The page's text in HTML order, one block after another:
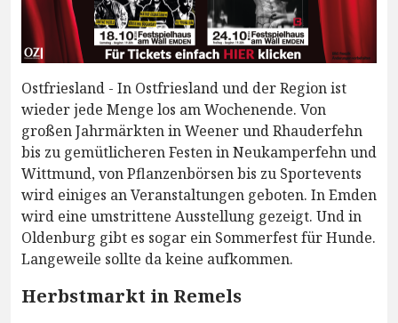
Ostfriesland - In Ostfriesland und der Region ist
wieder jede Menge los am Wochenende. Von
großen Jahrmärkten in Weener und Rhauderfehn
bis zu gemütlicheren Festen in Neukamperfehn und
Wittmund, von Pflanzenbörsen bis zu Sportevents
wird einiges an Veranstaltungen geboten. In Emden
wird eine umstrittene Ausstellung gezeigt. Und in
Oldenburg gibt es sogar ein Sommerfest für Hunde.
Langeweile sollte da keine aufkommen.
Herbstmarkt in Remels